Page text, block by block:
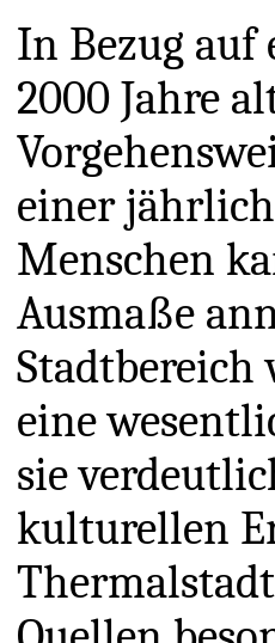
In Bezug
2000 Jahre
einer
Menschen
Ausmaße
Stadtbereich
eine
sie
kulturellen